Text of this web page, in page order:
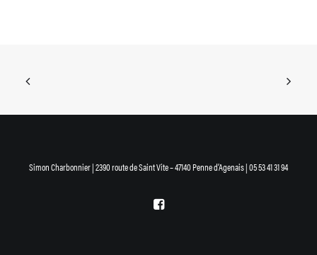
Simon Charbonnier | 2390 route de Saint Vite – 47140 Penne d’Agenais | 05 53 41 31 94